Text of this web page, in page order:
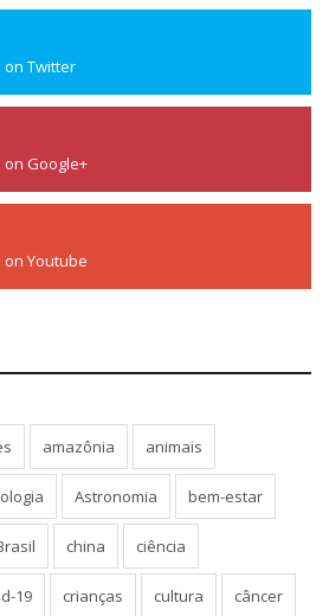
on Twitter
on Google+
on Youtube
amazônia animais
Astronomia bem-estar
china ciência
19 crianças cultura câncer